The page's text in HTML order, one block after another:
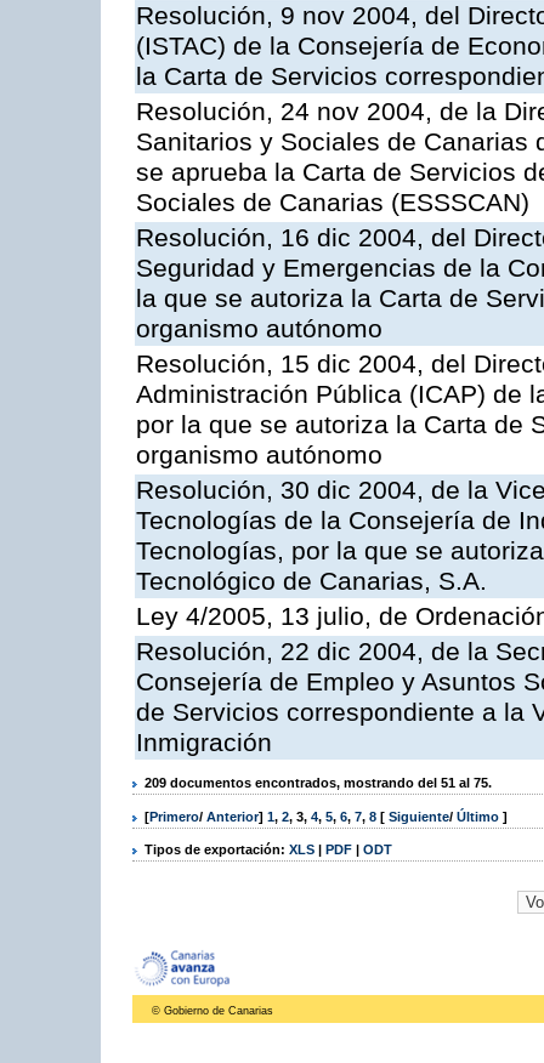
Resolución, 9 nov 2004, del
(ISTAC) de la Consejería de
la Carta de Servicios
Resolución, 24 nov 2004, de la
Sanitarios y Sociales de Canarias
se aprueba la Carta de Servicios
Sociales de Canarias (ESSSCAN)
Resolución, 16 dic 2004, del
Seguridad y Emergencias de la
la que se autoriza la Carta de
organismo autónomo
Resolución, 15 dic 2004, del
Administración Pública (ICAP) de
por la que se autoriza la Carta de
organismo autónomo
Resolución, 30 dic 2004, de la
Tecnologías de la Consejería de
Tecnologías, por la que se
Tecnológico de Canarias, S.A.
Ley 4/2005, 13 julio, de
Resolución, 22 dic 2004, de la
Consejería de Empleo y Asuntos
de Servicios correspondiente a la
Inmigración
209 documentos encontrados, mostrando del 51 al 75.
[Primero/ Anterior] 1, 2, 3, 4, 5, 6, 7, 8 [ Siguiente/ Último ]
Tipos de exportación: XLS | PDF | ODT
© Gobierno de Canarias